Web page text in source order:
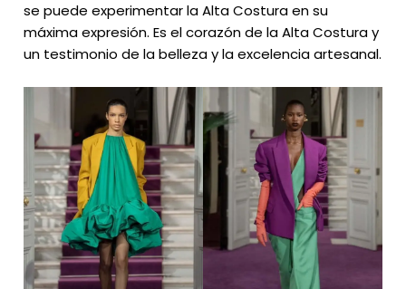
se puede experimentar la Alta Costura en su
máxima expresión. Es el corazón de la Alta Costura y
un testimonio de la belleza y la excelencia artesanal.